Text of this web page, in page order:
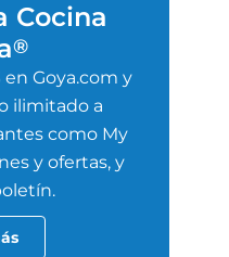
Cocina
®
en Goya.com y
ilimitado a
como My
y ofertas, y